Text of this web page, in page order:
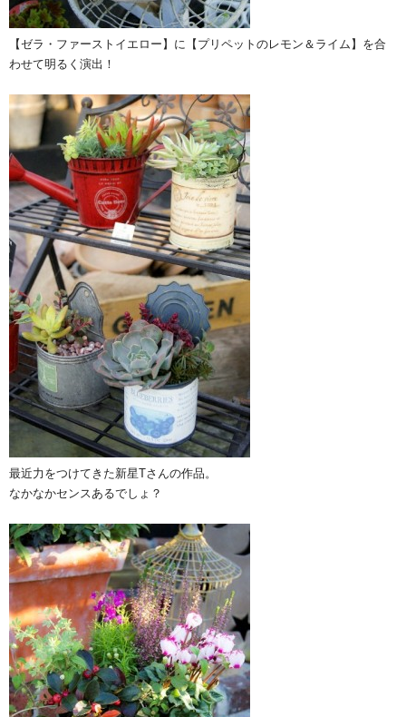
【ゼラ・ファーストイエロー】に【プリペットのレモン＆ライム】を合
わせて明るく演出！
最近力をつけてきた新星Tさんの作品。
なかなかセンスあるでしょ？